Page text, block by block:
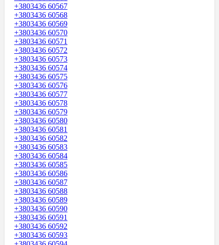
+3803436 60567
+3803436 60568
+3803436 60569
+3803436 60570
+3803436 60571
+3803436 60572
+3803436 60573
+3803436 60574
+3803436 60575
+3803436 60576
+3803436 60577
+3803436 60578
+3803436 60579
+3803436 60580
+3803436 60581
+3803436 60582
+3803436 60583
+3803436 60584
+3803436 60585
+3803436 60586
+3803436 60587
+3803436 60588
+3803436 60589
+3803436 60590
+3803436 60591
+3803436 60592
+3803436 60593